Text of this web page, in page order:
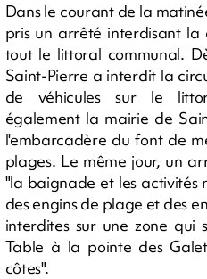
Dans le courant de la
pris un arrêté interdisant la
tout le littoral communal.
Saint-Pierre a interdit la
de véhicules sur le
également la mairie de
l'embarcadère du font de
plages. Le même jour, un
"la baignade et les activités
des engins de plage et des
interdites sur une zone
Table à la pointe des
côtes".